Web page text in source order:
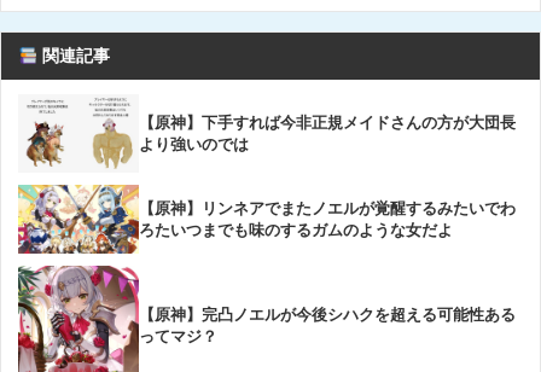
関連記事
【原神】下手すれば今非正規メイドさんの方が大団長
より強いのでは
【原神】リンネアでまたノエルが覚醒するみたいでわ
ろたいつまでも味のするガムのような女だよ
【原神】完凸ノエルが今後シハクを超える可能性ある
ってマジ？